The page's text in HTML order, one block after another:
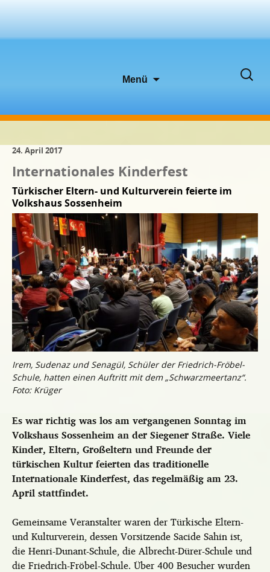
Menü
Suchen
24. April 2017
Internationales Kinderfest
Türkischer Eltern- und Kulturverein feierte im
Volkshaus Sossenheim
Irem, Sudenaz und Senagül, Schüler der Friedrich-Fröbel-
Schule, hatten einen Auftritt mit dem „Schwarzmeertanz“.
Foto: Krüger
Es war richtig was los am vergangenen Sonntag im
Volkshaus Sossenheim an der Siegener Straße. Viele
Kinder, Eltern, Großeltern und Freunde der
türkischen Kultur feierten das traditionelle
Internationale Kinderfest, das regelmäßig am 23.
April stattfindet.
Gemeinsame Veranstalter waren der Türkische Eltern-
und Kulturverein, dessen Vorsitzende Sacide Sahin ist,
die Henri-Dunant-Schule, die Albrecht-Dürer-Schule und
die Friedrich-Fröbel-Schule. Über 400 Besucher wurden